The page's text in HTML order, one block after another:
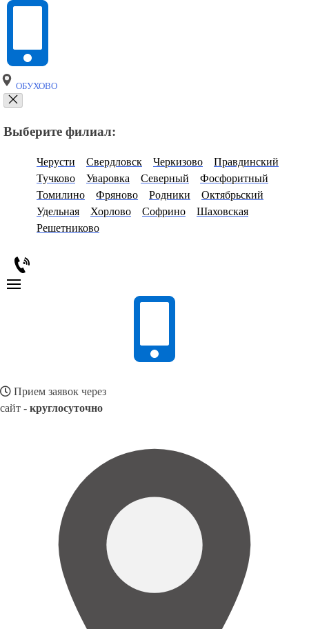
ОБУХОВО
Выберите филиал:
Черусти Свердловск Черкизово
Правдинский
Тучково
Уваровка Северный
Фосфоритный
Томилино
Фряново Родники
Октябрьский
Удельная
Хорлово Софрино
Шаховская
Решетниково
Прием заявок через
сайт - круглосуточно